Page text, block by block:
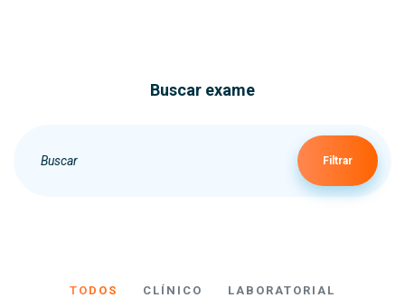
Buscar exame
Filtrar
TODOS CLÍNICO LABORATORIAL